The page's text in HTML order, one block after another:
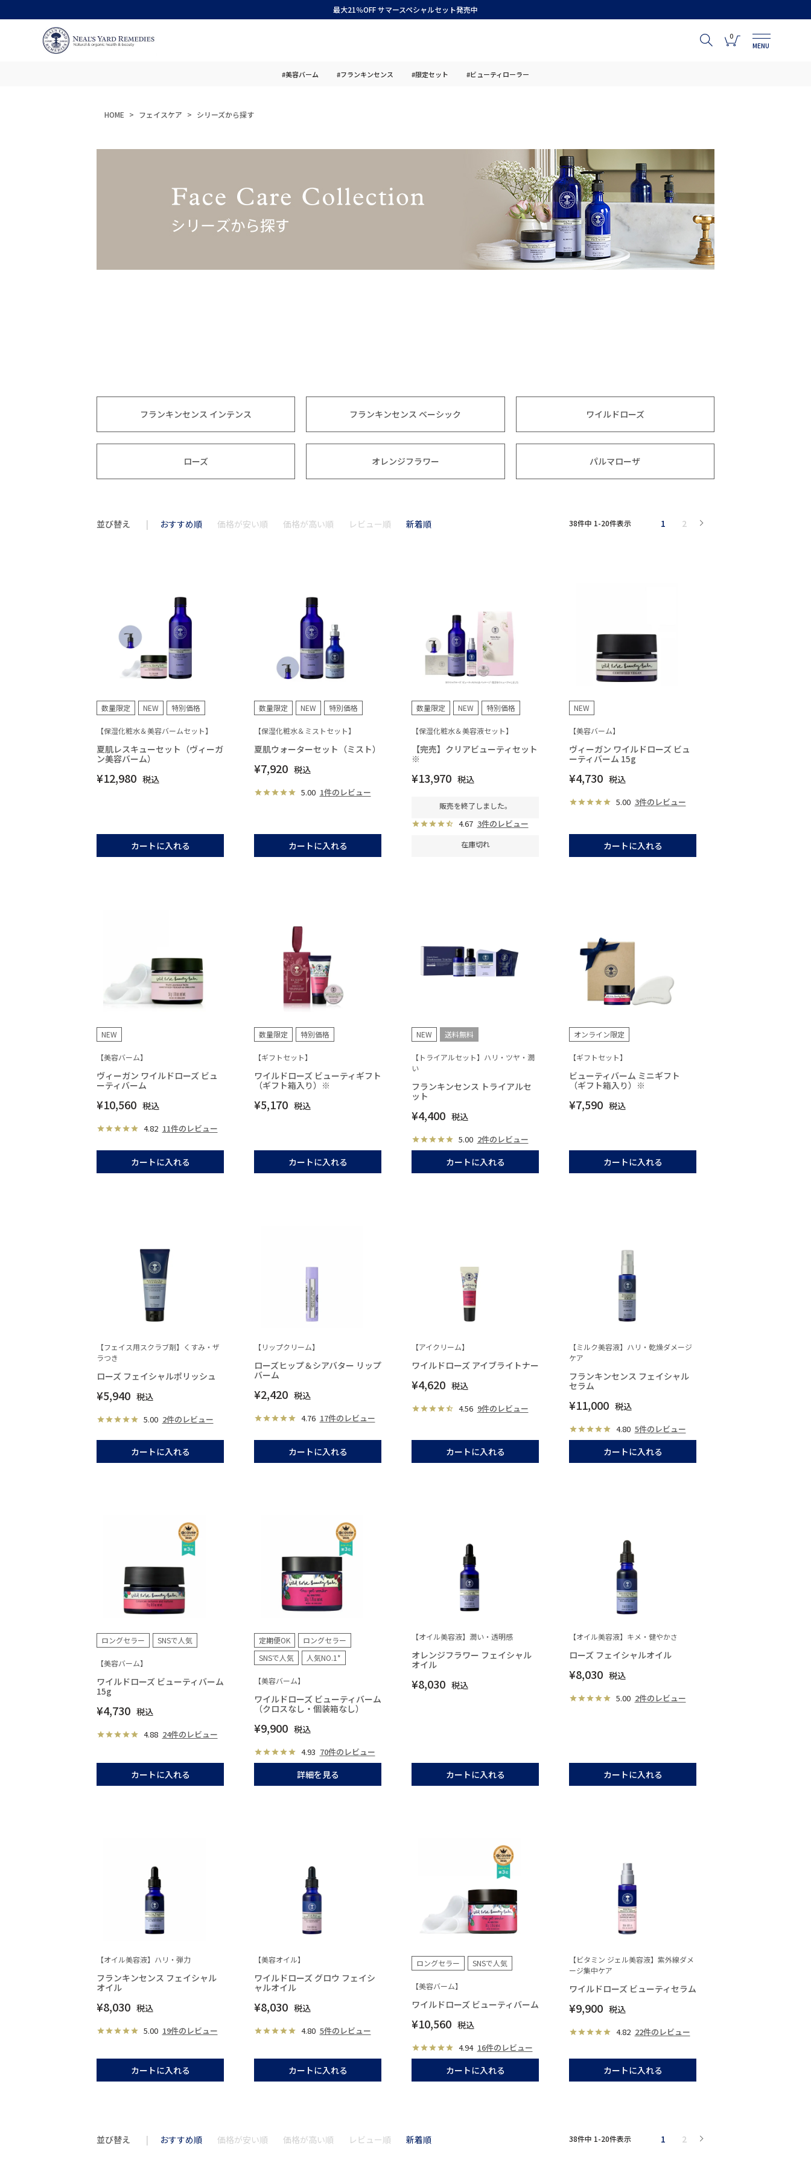
最大21％OFF サマースペシャルセット発売中
0
MENU
#美容バーム #フランキンセンス #限定セット #ビューティローラー
HOME フェイスケア シリーズから探す
フランキンセンス インテンス フランキンセンス ベーシック ワイルドローズ
ローズ オレンジフラワー パルマローザ
並び替え おすすめ順 価格が安い順 価格が高い順 レビュー順 新着順 38件中 1-20件表示 1 2
数量限定 NEW 特別価格
【保湿化粧水＆美容バームセット】
夏肌レスキューセット（ヴィーガ
ン美容バーム）
¥12,980 税込
カートに入れる
数量限定 NEW 特別価格
【保湿化粧水＆ミストセット】
夏肌ウォーターセット（ミスト）
¥7,920 税込
5.00 1件のレビュー
カートに入れる
数量限定 NEW 特別価格
【保湿化粧水＆美容液セット】
【完売】クリアビューティセット
※
¥13,970 税込
販売を終了しました。
4.67 3件のレビュー
在庫切れ
NEW
【美容バーム】
ヴィーガン ワイルドローズ ビュ
ーティバーム 15g
¥4,730 税込
5.00 3件のレビュー
カートに入れる
NEW
【美容バーム】
ヴィーガン ワイルドローズ ビュ
ーティバーム
¥10,560 税込
4.82 11件のレビュー
カートに入れる
数量限定 特別価格
【ギフトセット】
ワイルドローズ ビューティギフト
（ギフト箱入り）※
¥5,170 税込
カートに入れる
NEW 送料無料
【トライアルセット】ハリ・ツヤ・潤
い
フランキンセンス トライアルセ
ット
¥4,400 税込
5.00 2件のレビュー
カートに入れる
オンライン限定
【ギフトセット】
ビューティバーム ミニギフト
（ギフト箱入り）※
¥7,590 税込
カートに入れる
【フェイス用スクラブ剤】くすみ・ザ
ラつき
ローズ フェイシャルポリッシュ
¥5,940 税込
5.00 2件のレビュー
カートに入れる
【リップクリーム】
ローズヒップ＆シアバター リップ
バーム
¥2,420 税込
4.76 17件のレビュー
カートに入れる
【アイクリーム】
ワイルドローズ アイブライトナー
¥4,620 税込
4.56 9件のレビュー
カートに入れる
【ミルク美容液】ハリ・乾燥ダメージ
ケア
フランキンセンス フェイシャル
セラム
¥11,000 税込
4.80 5件のレビュー
カートに入れる
ロングセラー SNSで人気
【美容バーム】
ワイルドローズ ビューティバーム
15g
¥4,730 税込
4.88 24件のレビュー
カートに入れる
定期便OK
ロングセラー
SNSで人気
人気NO.1*
【美容バーム】
ワイルドローズ ビューティバーム
（クロスなし・個装箱なし）
¥9,900 税込
4.93 70件のレビュー
詳細を見る
【オイル美容液】潤い・透明感
オレンジフラワー フェイシャル
オイル
¥8,030 税込
カートに入れる
【オイル美容液】キメ・健やかさ
ローズ フェイシャルオイル
¥8,030 税込
5.00 2件のレビュー
カートに入れる
【オイル美容液】ハリ・弾力
フランキンセンス フェイシャル
オイル
¥8,030 税込
5.00 19件のレビュー
カートに入れる
【美容オイル】
ワイルドローズ グロウ フェイシ
ャルオイル
¥8,030 税込
4.80 5件のレビュー
カートに入れる
ロングセラー SNSで人気
【美容バーム】
ワイルドローズ ビューティバーム
¥10,560 税込
4.94 16件のレビュー
カートに入れる
【ビタミン ジェル美容液】紫外線ダメ
ージ集中ケア
ワイルドローズ ビューティセラム
¥9,900 税込
4.82 22件のレビュー
カートに入れる
並び替え おすすめ順 価格が安い順 価格が高い順 レビュー順 新着順 38件中 1-20件表示 1 2